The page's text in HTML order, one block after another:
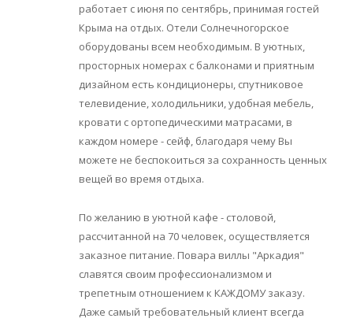
работает с июня по сентябрь, принимая гостей
Крыма на отдых. Отели Солнечногорское
оборудованы всем необходимым. В уютных,
просторных номерах с балконами и приятным
дизайном есть кондиционеры, спутниковое
телевидение, холодильники, удобная мебель,
кровати с ортопедическими матрасами, в
каждом номере - сейф, благодаря чему Вы
можете не беспокоиться за сохранность ценных
вещей во время отдыха.
По желанию в уютной кафе - столовой,
рассчитанной на 70 человек, осуществляется
заказное питание. Повара виллы "Аркадия"
славятся своим профессионализмом и
трепетным отношением к КАЖДОМУ заказу.
Даже самый требовательный клиент всегда